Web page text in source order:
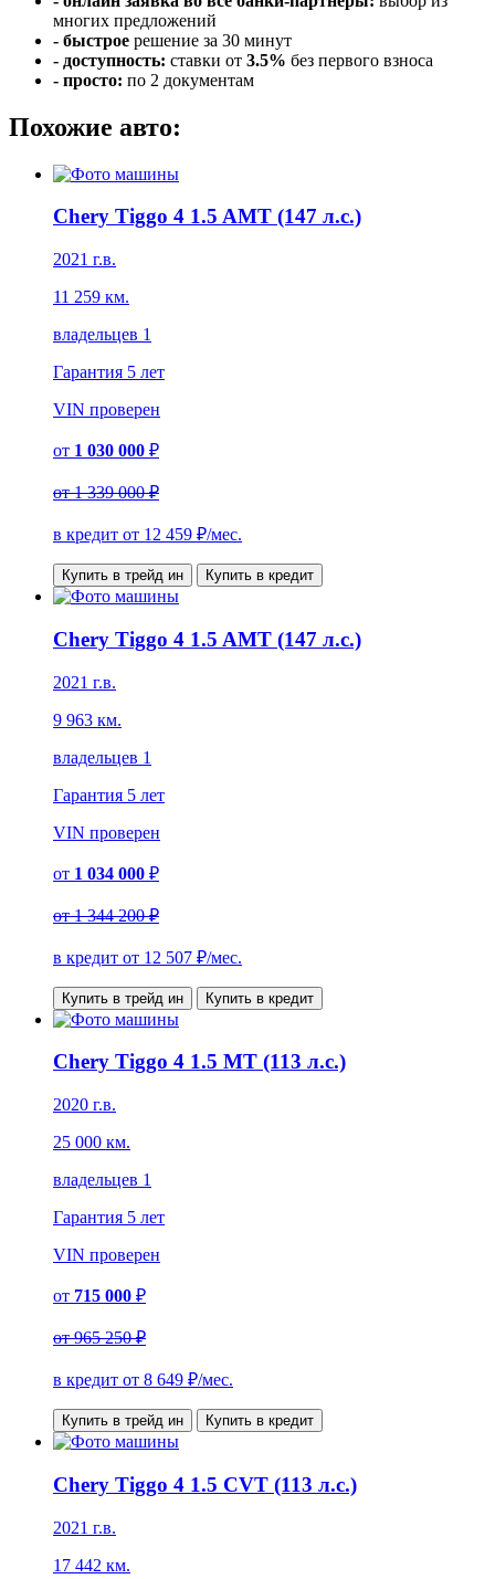
многих предложений
- быстрое решение за 30 минут
- доступность: ставки от 3.5% без первого взноса
- просто: по 2 документам
Похожие авто:
Chery Tiggo 4 1.5 AMT (147 л.с.)
2021 г.в.
11 259 км.
владельцев 1
Гарантия 5 лет
VIN проверен
от 1 030 000 ₽
от1 339 000 ₽
в кредит от 12 459 ₽/мес.
Купить в трейд ин Купить в кредит
Chery Tiggo 4 1.5 AMT (147 л.с.)
2021 г.в.
9 963 км.
владельцев 1
Гарантия 5 лет
VIN проверен
от 1 034 000 ₽
от1 344 200 ₽
в кредит от 12 507 ₽/мес.
Купить в трейд ин Купить в кредит
Chery Tiggo 4 1.5 MT (113 л.с.)
2020 г.в.
25 000 км.
владельцев 1
Гарантия 5 лет
VIN проверен
от 715 000 ₽
от965 250 ₽
в кредит от 8 649 ₽/мес.
Купить в трейд ин Купить в кредит
Chery Tiggo 4 1.5 CVT (113 л.с.)
2021 г.в.
17 442 км.